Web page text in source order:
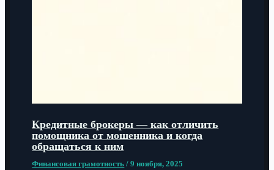
Кредитные брокеры — как отличить
помощника от мошенника и когда
обращаться к ним
Финансовая грамотность /9 ноября, 2025